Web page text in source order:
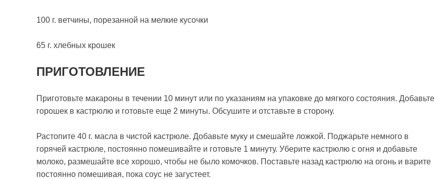
100 г. ветчины, порезанной на мелкие кусочки
65 г. хлебных крошек
ПРИГОТОВЛЕНИЕ
Приготовьте макароны в течении 10 минут или по указаниям на упаковке до мягкого состояния. Добавьте
горошек в кастрюлю и готовьте еще 2 минуты. Обсушите и отставьте в сторону.
Растопите 40 г. масла в чистой кастрюле. Добавьте муку и смешайте ложкой. Поджарьте немного в
горячей кастрюле, постоянно помешивайте и готовьте 1 минуту. Уберите кастрюлю с огня и добавьте
молоко, размешайте все хорошо, чтобы не было комочков. Поставьте назад кастрюлю на огонь и варите
постоянно помешивая, пока соус не загустеет.